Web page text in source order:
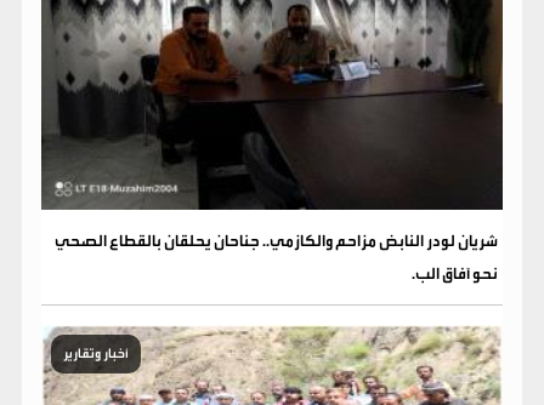
شريان لودر النابض مزاحم والكازمي.. جناحان يحلقان بالقطاع الصحي
نحو آفاق الب.
أخبار وتقارير